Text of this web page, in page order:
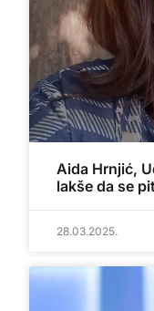
Aida Hrnjić,
lakše da se
28.03.2025.